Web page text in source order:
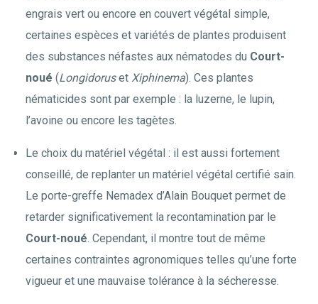
engrais vert ou encore en couvert végétal simple,
certaines espèces et variétés de plantes produisent
des substances néfastes aux nématodes du Court-
noué (Longidoruset Xiphinema). Ces plantes
nématicides sont par exemple : la luzerne, le lupin,
l’avoine ou encore les tagètes.
Le choix du matériel végétal : il est aussi fortement
conseillé, de replanter un matériel végétal certifié sain.
Le porte-greffe Nemadex d’Alain Bouquet permet de
retarder significativement la recontamination par le
Court-noué. Cependant, il montre tout de même
certaines contraintes agronomiques telles qu’une forte
vigueur et une mauvaise tolérance à la sécheresse.